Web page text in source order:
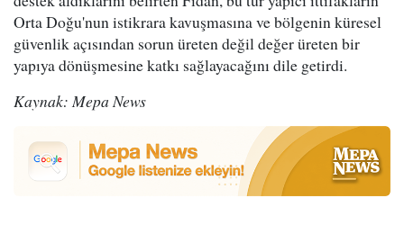
Orta Doğu'nun istikrara kavuşmasına ve bölgenin küresel
güvenlik açısından sorun üreten değil değer üreten bir
yapıya dönüşmesine katkı sağlayacağını dile getirdi.
Kaynak: Mepa News